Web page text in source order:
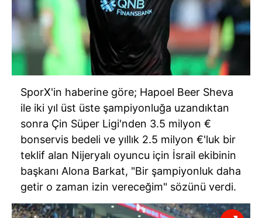
SporX'in haberine göre; Hapoel Beer Sheva
ile iki yıl üst üste şampiyonluğa uzandıktan
sonra Çin Süper Ligi'nden 3.5 milyon €
bonservis bedeli ve yıllık 2.5 milyon €'luk bir
teklif alan Nijeryalı oyuncu için İsrail ekibinin
başkanı Alona Barkat, "Bir şampiyonluk daha
getir o zaman izin vereceğim" sözünü verdi.